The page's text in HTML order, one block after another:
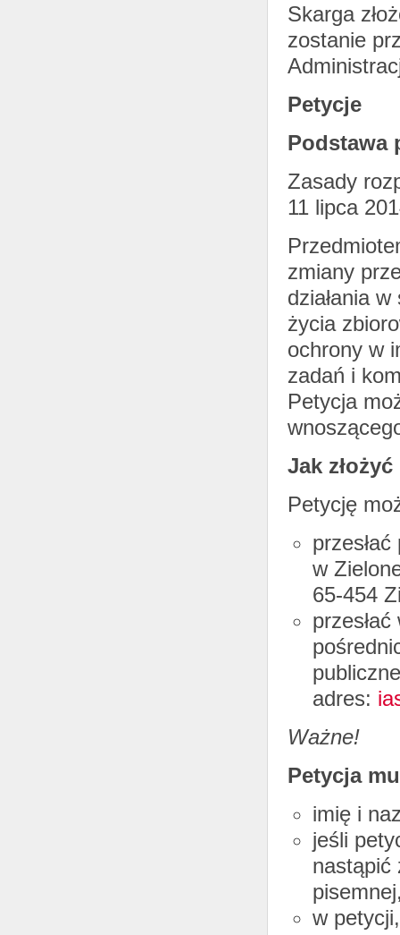
Skarga
zostanie
Petycje
Podstawa
Zasady
11 lipca
zmiany
działania
życia
ochrony w
zadań i
Petycja
Jak
Petycję
w
65-454
adres:
Ważne!
Petycja
imię i
jeśli
nastąpić
w